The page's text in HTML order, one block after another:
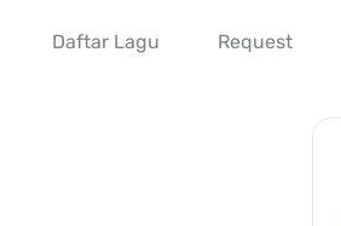
Daftar Lagu Request